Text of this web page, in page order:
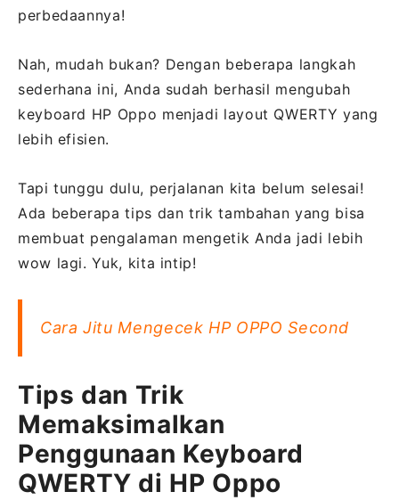
perbedaannya!
Nah, mudah bukan? Dengan beberapa langkah
sederhana ini, Anda sudah berhasil mengubah
keyboard HP Oppo menjadi layout QWERTY yang
lebih efisien.
Tapi tunggu dulu, perjalanan kita belum selesai!
Ada beberapa tips dan trik tambahan yang bisa
membuat pengalaman mengetik Anda jadi lebih
wow lagi. Yuk, kita intip!
Cara Jitu Mengecek HP OPPO Second
Tips dan Trik
Memaksimalkan
Penggunaan Keyboard
QWERTY di HP Oppo